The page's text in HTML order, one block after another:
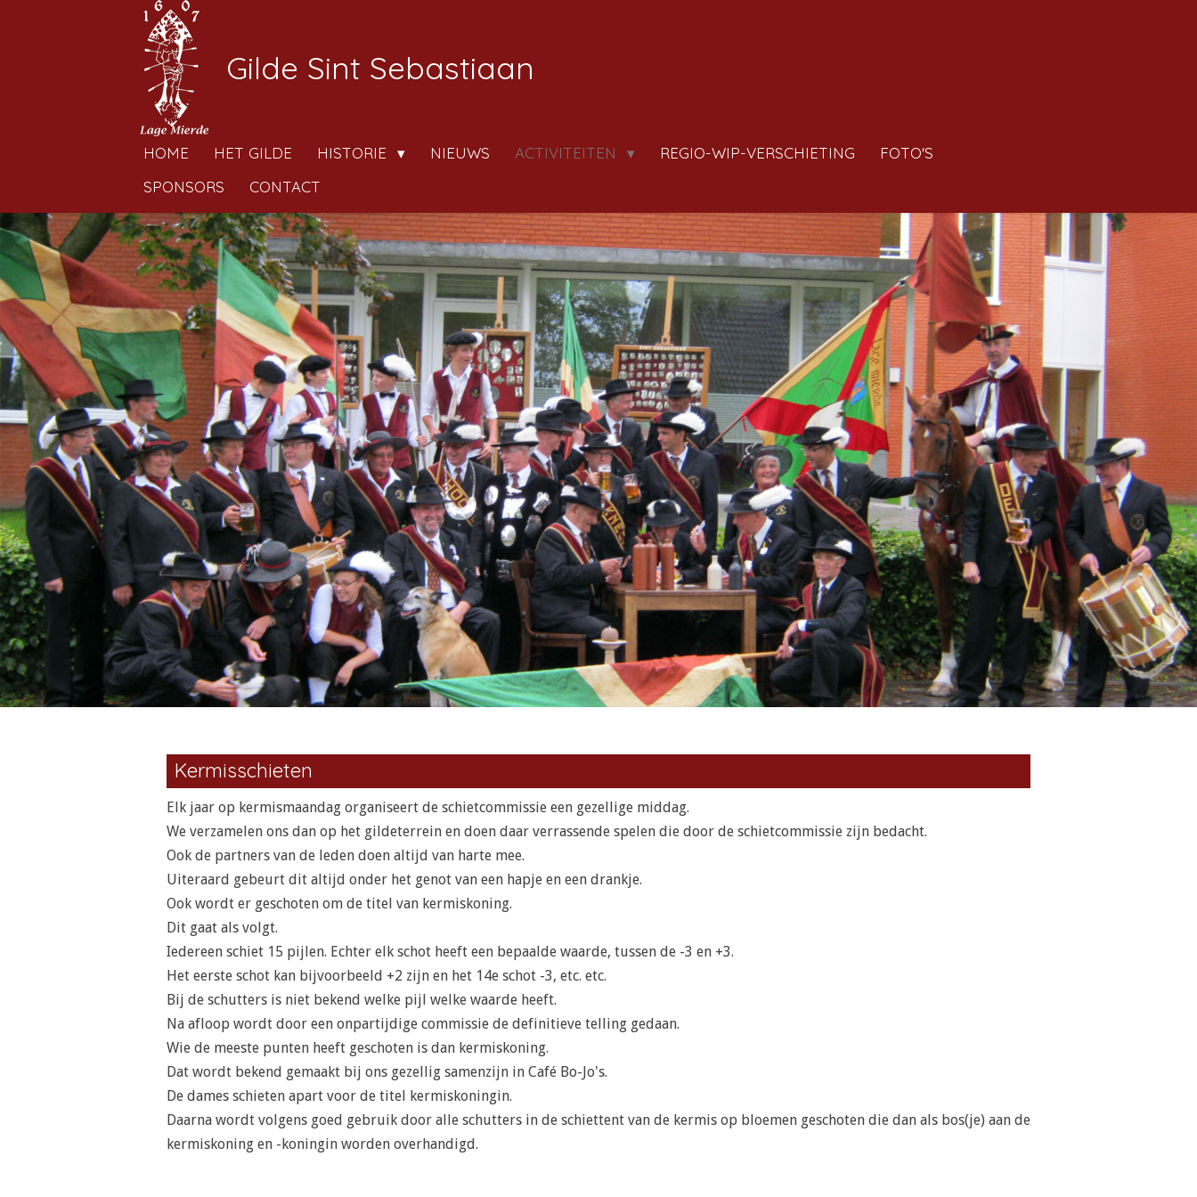
Gilde Sint Sebastiaan
HOME HET GILDE HISTORIE NIEUWS ACTIVITEITEN REGIO-WIP-VERSCHIETING
FOTO'S
SPONSORS
CONTACT
Kermisschieten
Elk jaar op kermismaandag organiseert de schietcommissie een gezellige middag.
We verzamelen ons dan op het gildeterrein en doen daar verrassende spelen die door de schietcommissie zijn bedacht.
Ook de partners van de leden doen altijd van harte mee.
Uiteraard gebeurt dit altijd onder het genot van een hapje en een drankje.
Ook wordt er geschoten om de titel van kermiskoning.
Dit gaat als volgt.
Iedereen schiet 15 pijlen. Echter elk schot heeft een bepaalde waarde, tussen de -3 en +3.
Het eerste schot kan bijvoorbeeld +2 zijn en het 14e schot -3, etc. etc.
Bij de schutters is niet bekend welke pijl welke waarde heeft.
Na afloop wordt door een onpartijdige commissie de definitieve telling gedaan.
Wie de meeste punten heeft geschoten is dan kermiskoning.
Dat wordt bekend gemaakt bij ons gezellig samenzijn in Café Bo-Jo's.
De dames schieten apart voor de titel kermiskoningin.
Daarna wordt volgens goed gebruik door alle schutters in de schiettent van de kermis op bloemen geschoten die dan als bos(je) aan de
kermiskoning en -koningin worden overhandigd.